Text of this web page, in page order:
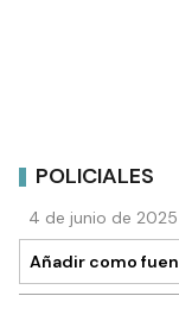
POLICIALES